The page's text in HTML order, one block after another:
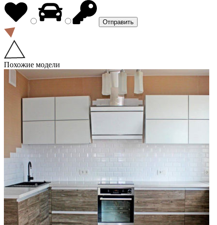
Похожие модели